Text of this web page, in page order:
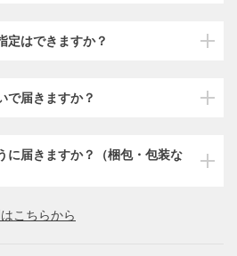
定はできますか？
で届きますか？
に届きますか？（梱包・包装な
こちらから